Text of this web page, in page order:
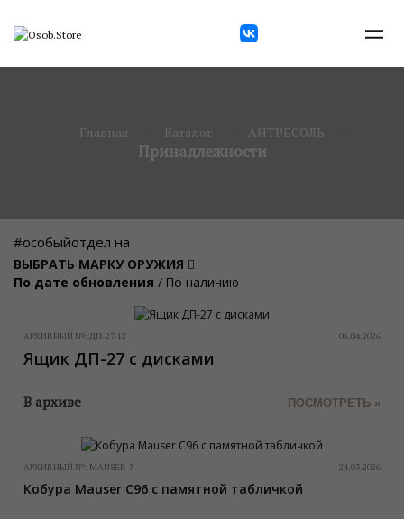
Главная Каталог АНТРЕСОЛЬ
Принадлежности
#особыйотдел на
ВЫБРАТЬ МАРКУ ОРУЖИЯ
По дате обновления / По наличию
АРХИВНЫЙ №: ДП-27-12 06.04.2026
Ящик ДП-27 с дисками
В архиве ПОСМОТРЕТЬ »
АРХИВНЫЙ №: MAUSER-3 24.03.2026
Кобура Mauser C96 с памятной табличкой